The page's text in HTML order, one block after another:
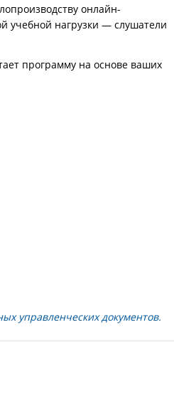
онлайн-
учебной нагрузки — слушатели
программу на основе ваших
управленческих документов.